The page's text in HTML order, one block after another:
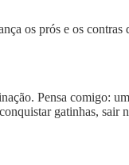
os prós e os
Pensa comigo:
gatinhas,